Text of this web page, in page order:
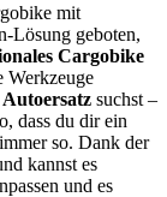
mit
Lösung geboten,
Cargobike
Werkzeuge
suchst –
dass du dir ein
so. Dank der
kannst es
und es